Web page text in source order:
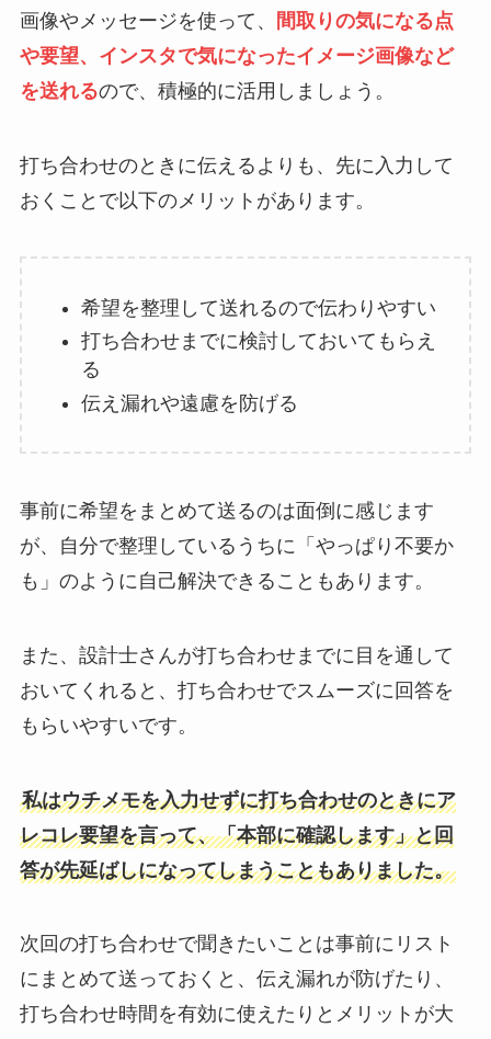
画像やメッセージを使って、
間取りの気になる点
や要望、インスタで気になったイメージ画像など
を送れるので、積極的に活用しましょう。
打ち合わせのときに伝えるよりも、先に入力して
おくことで以下のメリットがあります。
希望を整理して送れるので伝わりやすい
打ち合わせまでに検討しておいてもらえ
る
伝え漏れや遠慮を防げる
事前に希望をまとめて送るのは面倒に感じます
が、自分で整理しているうちに「やっぱり不要か
も」のように自己解決できることもあります。
また、設計士さんが打ち合わせまでに目を通して
おいてくれると、打ち合わせでスムーズに回答を
もらいやすいです。
私はウチメモを入力せずに打ち合わせのときにア
レコレ要望を言って、「本部に確認します」と回
答が先延ばしになってしまうこともありました。
次回の打ち合わせで聞きたいことは事前にリスト
にまとめて送っておくと、伝え漏れが防げたり、
打ち合わせ時間を有効に使えたりとメリットが大